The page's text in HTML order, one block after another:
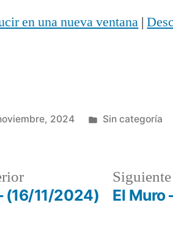
en una nueva ventana |
2024
Publicada
Sin categoría
Entrada
anterior:
(16/11/2024) El Muro